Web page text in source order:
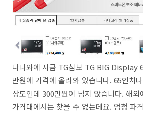
다나와에 지금 TG삼보 TG BIG Display
만원에 가격에 올라와 있습니다. 65인치
상도인데 300만원이 넘지 않습니다. 해외
가격대에서는 찾을 수 없는데요. 엄청 파